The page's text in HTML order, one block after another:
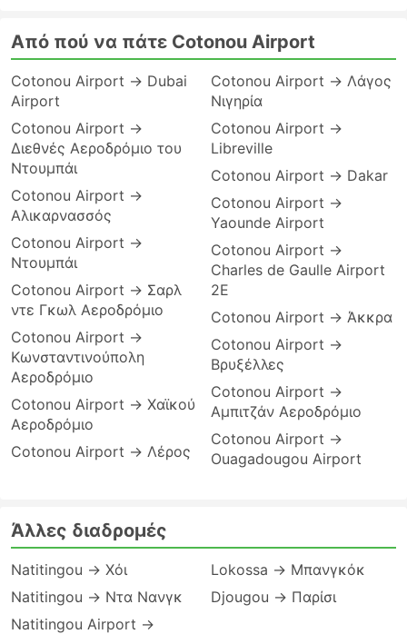
Από πού να πάτε Cotonou Airport
Cotonou Airport → Dubai
Airport
Cotonou Airport →
Διεθνές Αεροδρόμιο του
Ντουμπάι
Cotonou Airport →
Αλικαρνασσός
Cotonou Airport →
Ντουμπάι
Cotonou Airport → Σαρλ
ντε Γκωλ Αεροδρόμιο
Cotonou Airport →
Κωνσταντινούπολη
Αεροδρόμιο
Cotonou Airport → Χαϊκού
Αεροδρόμιο
Cotonou Airport → Λέρος
Cotonou Airport → Λάγος
Νιγηρία
Cotonou Airport →
Libreville
Cotonou Airport → Dakar
Cotonou Airport →
Yaounde Airport
Cotonou Airport →
Charles de Gaulle Airport
2E
Cotonou Airport → Άκκρα
Cotonou Airport →
Βρυξέλλες
Cotonou Airport →
Αμπιτζάν Αεροδρόμιο
Cotonou Airport →
Ouagadougou Airport
Άλλες διαδρομές
Natitingou → Χόι
Natitingou → Ντα Νανγκ
Natitingou Airport →
Lokossa → Μπανγκόκ
Djougou → Παρίσι